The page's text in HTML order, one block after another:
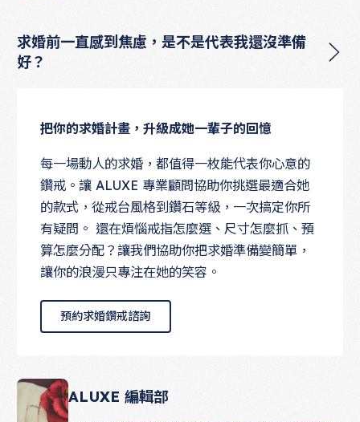
求婚前一直感到焦慮，是不是代表我還沒準備
好？
把你的求婚計畫，升級成她一輩子的回憶
每一場動人的求婚，都值得一枚能代表你心意的
鑽戒。讓 ALUXE 專業顧問協助你挑選最適合她
的款式，從戒台風格到鑽石等級，一次搞定你所
有疑問。 還在煩惱戒指怎麼選、尺寸怎麼抓、預
算怎麼分配？讓我們協助你把求婚準備變簡單，
讓你的浪漫只專注在她的笑容。
預約求婚鑽戒諮詢
預約求婚鑽戒諮詢
ALUXE 編輯部